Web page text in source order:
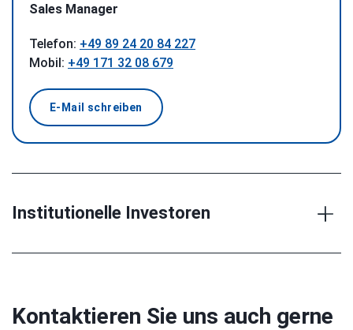
Sales Manager
Telefon: +49 89 24 20 84 227
Mobil: +49 171 32 08 679
E-Mail schreiben
Institutionelle Investoren
Kontaktieren Sie uns auch gerne